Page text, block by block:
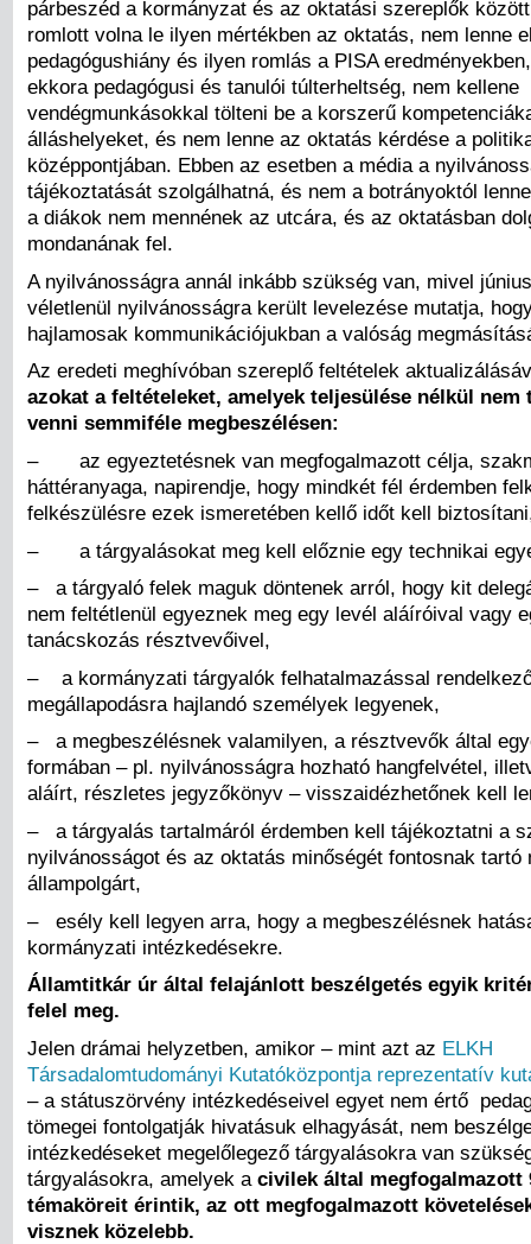
párbeszéd a kormányzat és az oktatási szereplők
romlott volna le ilyen mértékben az oktatás, nem lenne
pedagógushiány és ilyen romlás a PISA
ekkora pedagógusi és tanulói túlterheltség, nem kellene
vendégmunkásokkal tölteni be a korszerű
álláshelyeket, és nem lenne az oktatás kérdése a
középpontjában. Ebben az esetben a média a
tájékoztatását szolgálhatná, és nem a botrányoktól
a diákok nem mennének az utcára, és az oktatásban
mondanának fel.
A nyilvánosságra annál inkább szükség van, mivel
véletlenül nyilvánosságra került levelezése mutatja,
hajlamosak kommunikációjukban a valóság
Az eredeti meghívóban szereplő feltételek
azokat a feltételeket, amelyek teljesülése nélkül nem
venni semmiféle megbeszélésen:
– az egyeztetésnek van megfogalmazott célja,
háttéranyaga, napirendje, hogy mindkét fél érdemben
felkészülésre ezek ismeretében kellő időt kell
– a tárgyalásokat meg kell előznie egy technikai
– a tárgyaló felek maguk döntenek arról, hogy kit
nem feltétlenül egyeznek meg egy levél aláíróival vagy
tanácskozás résztvevőivel,
– a kormányzati tárgyalók felhatalmazással
megállapodásra hajlandó személyek legyenek,
– a megbeszélésnek valamilyen, a résztvevők által
formában – pl. nyilvánosságra hozható hangfelvétel,
aláírt, részletes jegyzőkönyv – visszaidézhetőnek kell
– a tárgyalás tartalmáról érdemben kell tájékoztatni a
nyilvánosságot és az oktatás minőségét fontosnak tartó
állampolgárt,
– esély kell legyen arra, hogy a megbeszélésnek
kormányzati intézkedésekre.
Államtitkár úr által felajánlott beszélgetés egyik
felel meg.
Jelen drámai helyzetben, amikor – mint azt az ELKH
Társadalomtudományi Kutatóközpontja reprezentatív
­– a státuszörvény intézkedéseivel egyet nem értő
tömegei fontolgatják hivatásuk elhagyását, nem
intézkedéseket megelőlegező tárgyalásokra van
tárgyalásokra, amelyek a civilek által megfogalmazott
témaköreit érintik, az ott megfogalmazott
visznek közelebb.